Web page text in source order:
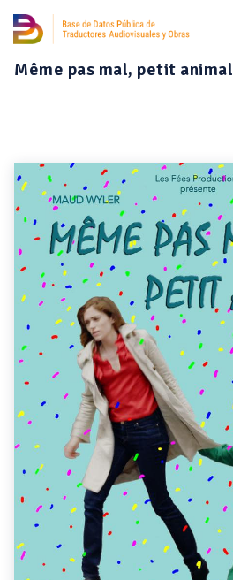
Même pas mal, petit animal